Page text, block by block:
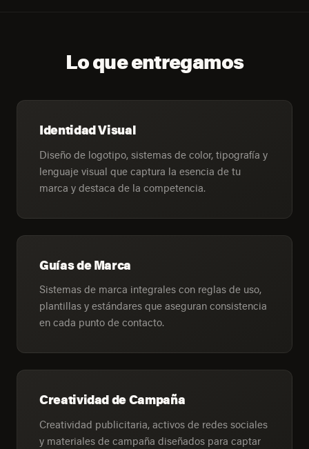
Lo que entregamos
Identidad Visual
Diseño de logotipo, sistemas de color, tipografía y
lenguaje visual que captura la esencia de tu
marca y destaca de la competencia.
Guías de Marca
Sistemas de marca integrales con reglas de uso,
plantillas y estándares que aseguran consistencia
en cada punto de contacto.
Creatividad de Campaña
Creatividad publicitaria, activos de redes sociales
y materiales de campaña diseñados para captar